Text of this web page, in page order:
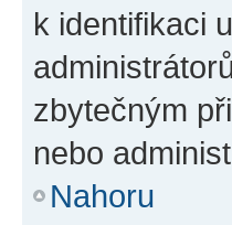
k identifikaci
zbytečným
nebo
Nahoru